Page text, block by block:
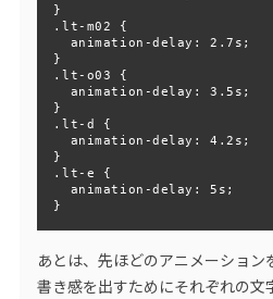
}
.lt-m02 {
}
.lt-o03 {
}
.lt-d {
}
.lt-e {
あとは、先ほどのアニメーショ
書き感を出すためにそれぞれの